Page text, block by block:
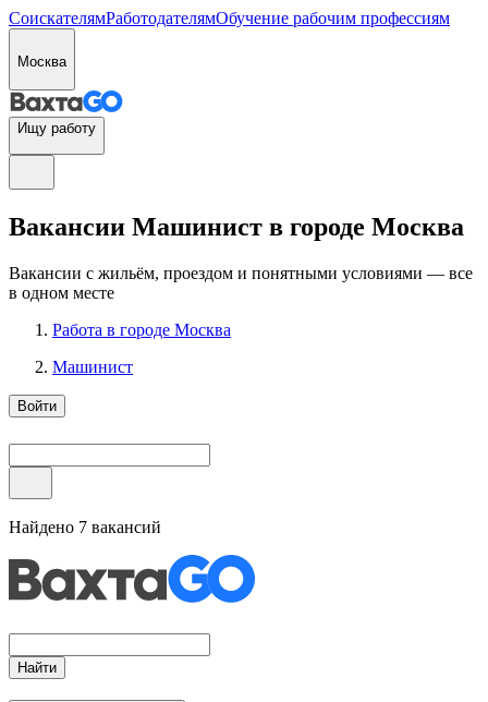
СоискателямРаботодателямОбучение рабочим профессиям
Москва
Ищу работу
Вакансии Машинист в городе Москва
Вакансии с жильём, проездом и понятными условиями — все
в одном месте
Работа в городе Москва
Машинист
Войти
Найдено 7 вакансий
Найти